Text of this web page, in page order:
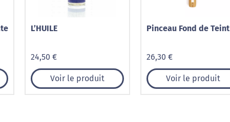
L’HUILE
24,50 €
Voir le produit
Pinceau Fond de Teint
26,30 €
Voir le produit